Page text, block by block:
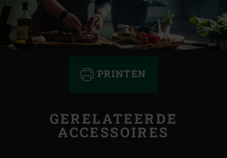
PRINTEN
GERELATEERDE
ACCESSOIRES